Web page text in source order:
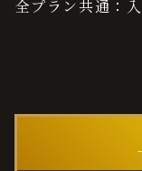
全プラン共通：